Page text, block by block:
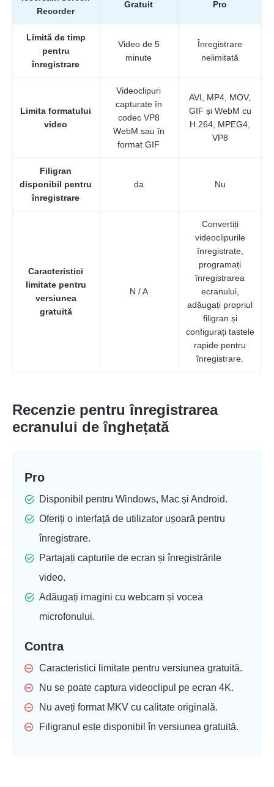
Recorder
Gratuit Pro
Limită de timp
pentru
înregistrare
Video de 5
minute
Înregistrare
nelimitată
Limita formatului
video
Videoclipuri
capturate în
codec VP8
WebM sau în
format GIF
AVI, MP4, MOV,
GIF și WebM cu
H.264, MPEG4,
VP8
Filigran
disponibil pentru
înregistrare
da Nu
Caracteristici
limitate pentru
versiunea
gratuită
N / A
Convertiți
videoclipurile
înregistrate,
programați
înregistrarea
ecranului,
adăugați propriul
filigran și
configurați tastele
rapide pentru
înregistrare.
Recenzie pentru înregistrarea
ecranului de înghețată
Pro
Disponibil pentru Windows, Mac și Android.
Oferiți o interfață de utilizator ușoară pentru
înregistrare.
Partajați capturile de ecran și înregistrările
video.
Adăugați imagini cu webcam și vocea
microfonului.
Contra
Caracteristici limitate pentru versiunea gratuită.
Nu se poate captura videoclipul pe ecran 4K.
Nu aveți format MKV cu calitate originală.
Filigranul este disponibil în versiunea gratuită.